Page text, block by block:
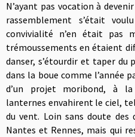
N’ayant pas vocation à
rassemblement s’était
convivialité n’en était pas
trémoussements en étaient
danser, s’étourdir et taper du
dans la boue comme l’année
d’un projet moribond, à
lanternes envahirent le ciel,
du vent. Loin sans doute des
Nantes et Rennes, mais qui